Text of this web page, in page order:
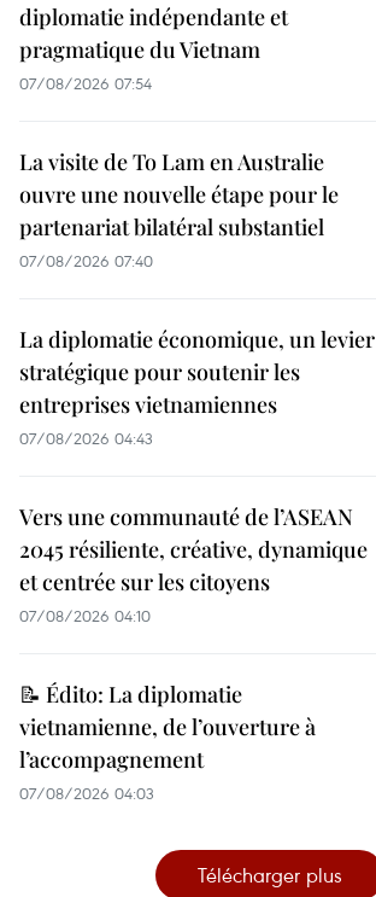
diplomatie indépendante et
pragmatique du Vietnam
07/08/2026 07:54
La visite de To Lam en Australie
ouvre une nouvelle étape pour le
partenariat bilatéral substantiel
07/08/2026 07:40
La diplomatie économique, un levier
stratégique pour soutenir les
entreprises vietnamiennes
07/08/2026 04:43
Vers une communauté de l’ASEAN
2045 résiliente, créative, dynamique
et centrée sur les citoyens
07/08/2026 04:10
📝 Édito: La diplomatie
vietnamienne, de l’ouverture à
l’accompagnement
07/08/2026 04:03
Télécharger plus